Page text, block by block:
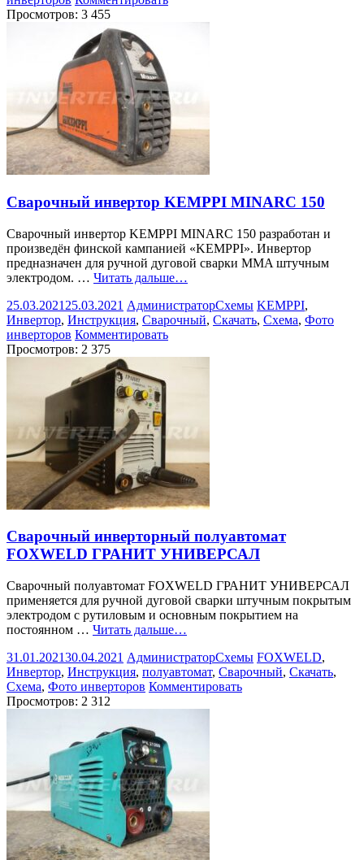
Просмотров: 3 455
Сварочный инвертор KEMPPI MINARC 150
Сварочный инвертор KEMPPI MINARC 150 разработан и
произведён финской кампанией «KEMPPI». Инвертор
предназначен для ручной дуговой сварки MMA штучным
электродом. … Читать дальше…
25.03.2021 25.03.2021 АдминистраторСхемы KEMPPI,
Инвертор, Инструкция, Сварочный, Скачать, Схема, Фото
инверторов Комментировать
Просмотров: 2 375
Сварочный инверторный полуавтомат
FOXWELD ГРАНИТ УНИВЕРСАЛ
Сварочный полуавтомат FOXWELD ГРАНИТ УНИВЕРСАЛ
применяется для ручной дуговой сварки штучным покрытым
электродом с рутиловым и основным покрытием на
постоянном … Читать дальше…
31.01.202130.04.2021 АдминистраторСхемы FOXWELD,
Инвертор, Инструкция, полуавтомат, Сварочный, Скачать,
Схема, Фото инверторов Комментировать
Просмотров: 2 312